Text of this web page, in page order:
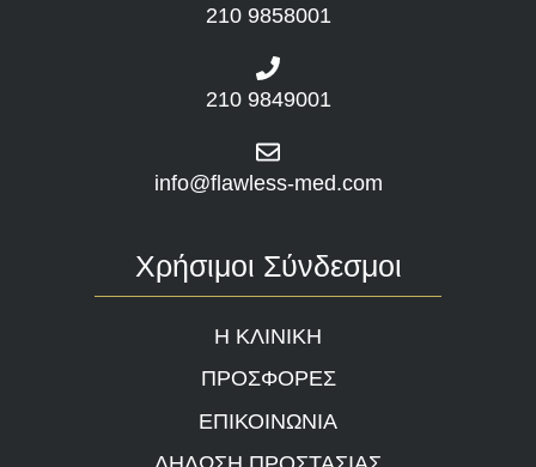
210 9858001
210 9849001
info@flawless-med.com
Χρήσιμοι Σύνδεσμοι
Η ΚΛΙΝΙΚΗ
ΠΡΟΣΦΟΡΕΣ
ΕΠΙΚΟΙΝΩΝΙΑ